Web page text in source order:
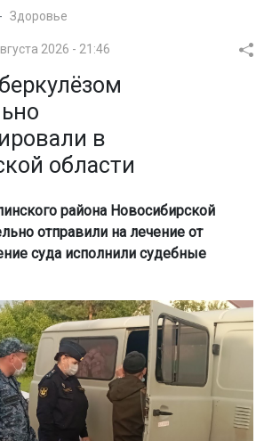
Здоровье
2026 - 21:46
в
области
района Новосибирской
отправили на лечение от
суда исполнили судебные